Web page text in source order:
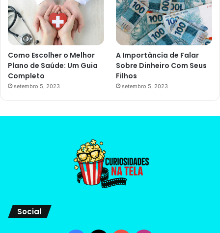
Como Escolher o Melhor
Plano de Saúde: Um Guia
Completo
setembro 5, 2023
A Importância de Falar
Sobre Dinheiro Com Seus
Filhos
setembro 5, 2023
Social